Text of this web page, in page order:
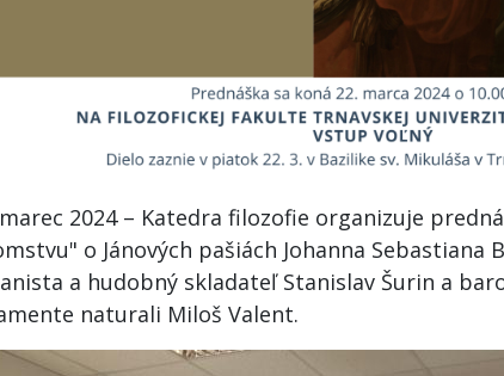
2024 – Katedra filozofie organizuje
o Jánových pašiách Johanna Sebastiana
a hudobný skladateľ Stanislav Šurin a
naturali Miloš Valent.